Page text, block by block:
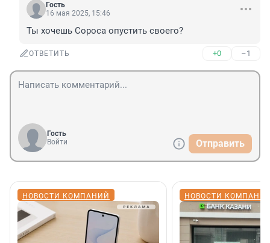
Гость
16 мая 2025, 15:46
Ты хочешь Сороса опустить своего?
ОТВЕТИТЬ +0 –1
Гость
Войти
Отправить
НОВОСТИ КОМПАНИЙ НОВОСТИ